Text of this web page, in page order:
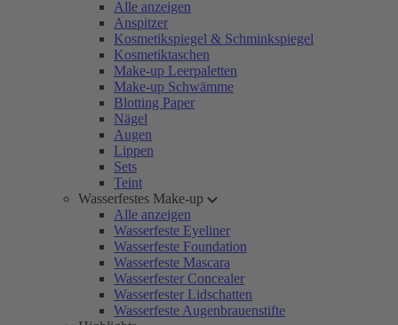
Alle anzeigen
Anspitzer
Kosmetikspiegel & Schminkspiegel
Kosmetiktaschen
Make-up Leerpaletten
Make-up Schwämme
Blotting Paper
Nägel
Augen
Lippen
Sets
Teint
Wasserfestes Make-up
Alle anzeigen
Wasserfeste Eyeliner
Wasserfeste Foundation
Wasserfeste Mascara
Wasserfester Concealer
Wasserfester Lidschatten
Wasserfeste Augenbrauenstifte